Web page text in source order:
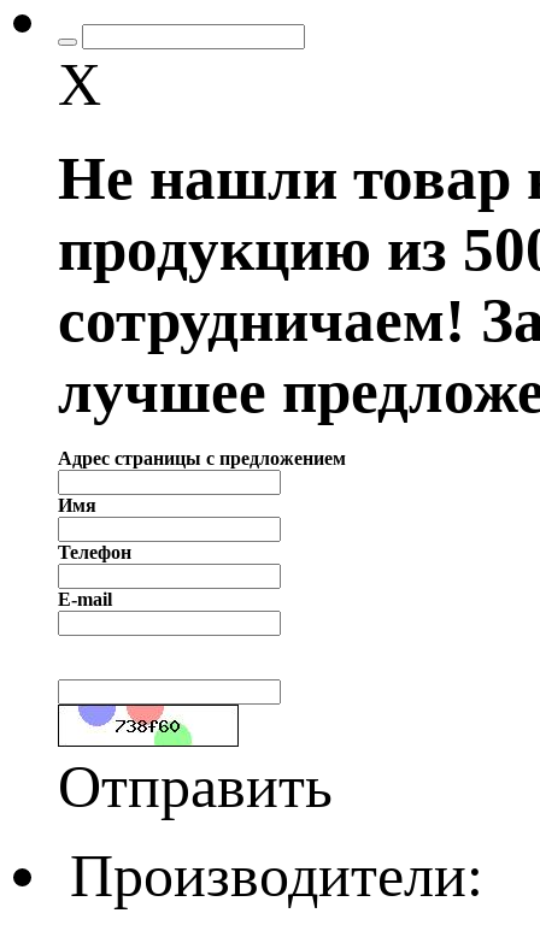
X
Не нашли товар
продукцию из
сотрудничаем!
лучшее
Адрес страницы с предложением
Имя
Телефон
E-mail
Отправить
Производители: